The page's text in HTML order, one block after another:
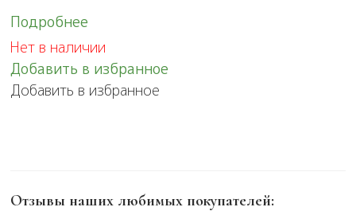
Подробнее
Нет в наличии
Добавить в избранное
Добавить в избранное
Отзывы наших любимых покупателей: